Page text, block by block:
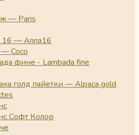
— Paris
— Anna16
Coco
фине - Lambada fine
голд пайетки — Alpaca gold
Софт Колор